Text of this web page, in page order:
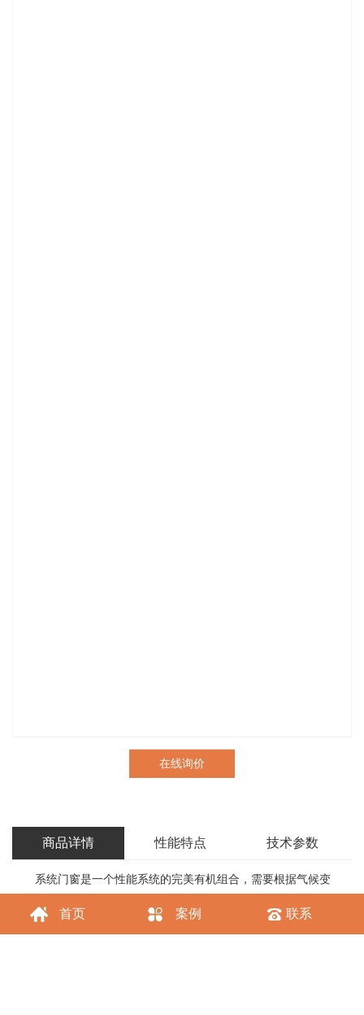
在线询价
商品详情 性能特点 技术参数
系统门窗是一个性能系统的完美有机组合，需要根据气候变
力学强度、隔热、隔音、防盗、遮阳、耐候性、操作手感等一系列
首页 案例 联系